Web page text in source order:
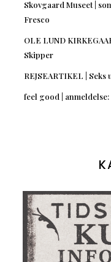
Skovgaard Museet |
Fresco
OLE LUND
Skipper
REJSEARTIKEL |
feel good |